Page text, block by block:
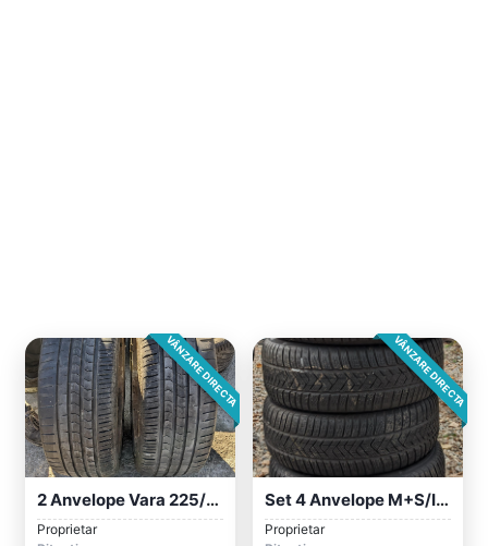
VÂNZARE DIRECTA
2 Anvelope Vara 225/40/18 Vredestein
Proprietar
VÂNZARE DIRECTA
Set 4 Anvelope M+S/iarna 235/35/19 Pirel...
Proprietar